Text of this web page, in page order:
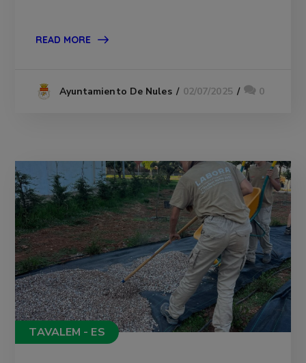
READ MORE
Ayuntamiento De Nules 02/07/2025 0
TAVALEM - ES